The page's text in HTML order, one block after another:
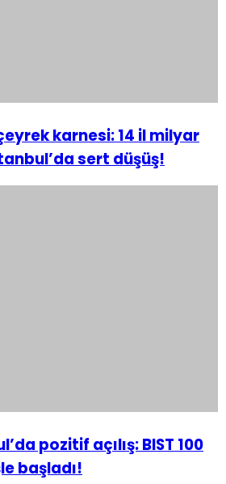
karnesi: 14 il milyar
sert düşüş!
pozitif açılış: BIST 100
başladı!